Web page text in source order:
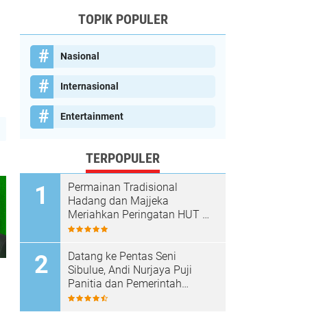
TOPIK POPULER
Nasional
Internasional
Entertainment
TERPOPULER
Permainan Tradisional
Hadang dan Majjeka
Meriahkan Peringatan HUT RI
di Sibulue
Datang ke Pentas Seni
Sibulue, Andi Nurjaya Puji
Panitia dan Pemerintah
Kecamatan